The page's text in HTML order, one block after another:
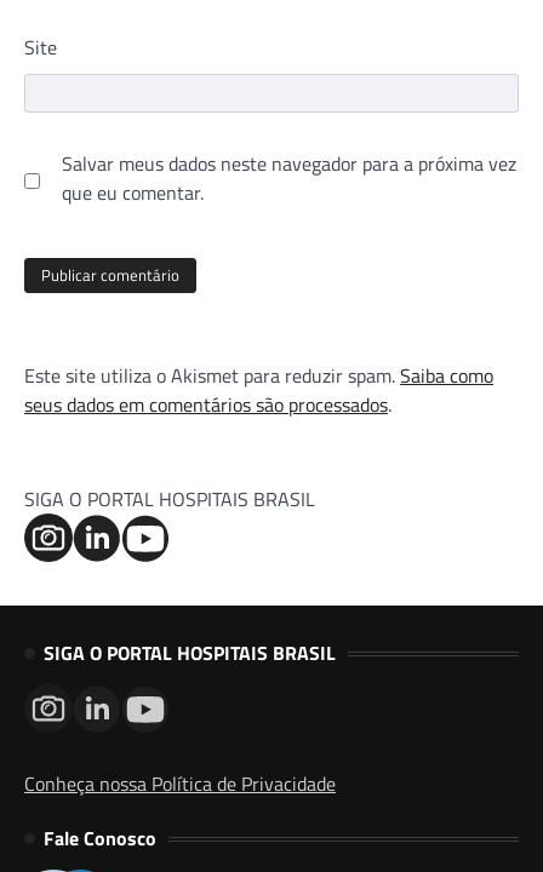
Site
Salvar meus dados neste navegador para a próxima vez
que eu comentar.
Este site utiliza o Akismet para reduzir spam.Saiba como
seus dados em comentários são processados.
SIGA O PORTAL HOSPITAIS BRASIL
SIGA O PORTAL HOSPITAIS BRASIL
Conheça nossa Política de Privacidade
Fale Conosco